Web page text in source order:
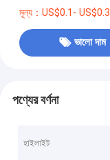
মূল্য：US$0.1- US$0.3
ভালো দাম
পণ্যের বর্ণনা
হাইলাইট